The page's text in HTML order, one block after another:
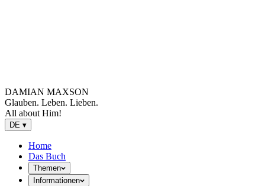
DAMIAN MAXSON
Glauben. Leben. Lieben.
All about Him!
DE ▾
Home
Das Buch
Themen
Informationen